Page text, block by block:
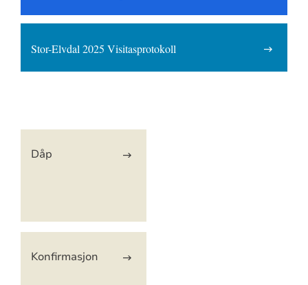
Stor-Elvdal 2025 Visitasprotokoll
Dåp
Konfirmasjon